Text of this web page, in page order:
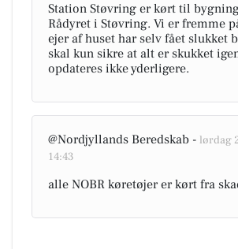
Station Støvring er kørt til
Rådyret i Støvring. Vi er fremme
ejer af huset har selv fået slukket
skal kun sikre at alt er skukket
opdateres ikke yderligere.
@Nordjyllands Beredskab - lørdag
14:43
alle NOBR køretøjer er kørt fra